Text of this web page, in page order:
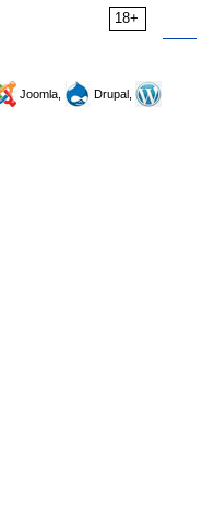
18+
Joomla,
Drupal,